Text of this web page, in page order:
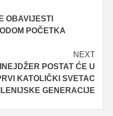
OBAVIJESTI
POČETKA
NEXT
POSTAT ĆE U
KATOLIČKI SVETAC
GENERACIJE